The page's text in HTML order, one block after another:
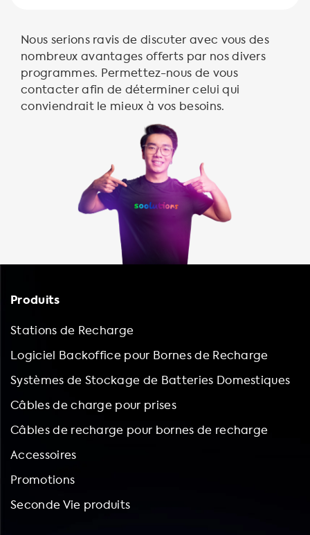
Nous serions ravis de discuter avec vous des
nombreux avantages offerts par nos divers
programmes. Permettez-nous de vous
contacter afin de déterminer celui qui
conviendrait le mieux à vos besoins.
Produits
Stations de Recharge
Logiciel Backoffice pour Bornes de Recharge
Systèmes de Stockage de Batteries Domestiques
Câbles de charge pour prises
Câbles de recharge pour bornes de recharge
Accessoires
Promotions
Seconde Vie produits